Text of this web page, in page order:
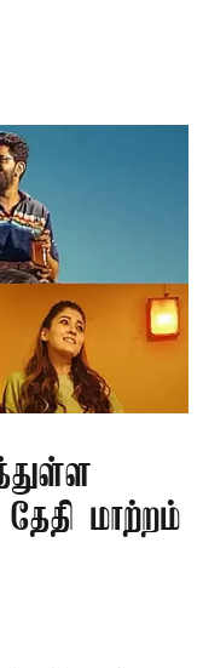
மாற்றம்